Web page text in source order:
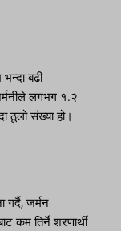
बढी
लगभग १.२
ठूलो संख्या हो।
गर्दै, जर्मन
कम तिर्ने शरणार्थी